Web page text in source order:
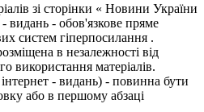
зі сторінки « Новини України
- видань - обов'язкове пряме
систем гіперпосилання .
в незалежності від
використання матеріалів.
- видань) - повинна бути
або в першому абзаці